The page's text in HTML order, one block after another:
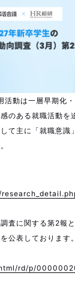
活動は一層早期化
のある就職活動を
て主に「就職意識
査に関する第2報
公表しております。
rd/p/